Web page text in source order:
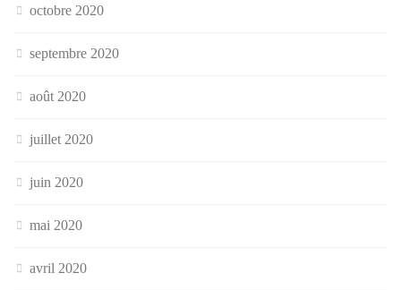
octobre 2020
septembre 2020
août 2020
juillet 2020
juin 2020
mai 2020
avril 2020